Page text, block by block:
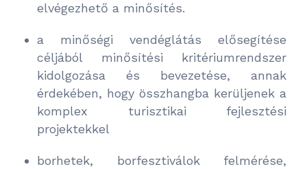
elvégezhető a minősítés.
a minőségi vendéglátás elősegítése
céljából minősítési kritériumrendszer
kidolgozása és bevezetése, annak
érdekében, hogy összhangba kerüljenek a
komplex turisztikai fejlesztési
projektekkel
borhetek, borfesztiválok felmérése,